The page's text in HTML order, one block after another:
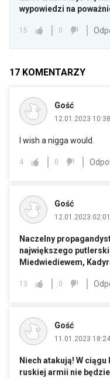
wypowiedzi na
15 0
17 KOMENTARZY
Gość
12.01.2023 10:38
I wish a nigga would.
4 0
Gość
12.01.2023 02:01
Naczelny
największego
Miedwiediewem,
13 0
Gość
11.01.2023 18:24
Niech atakują! W
ruskiej armii nie